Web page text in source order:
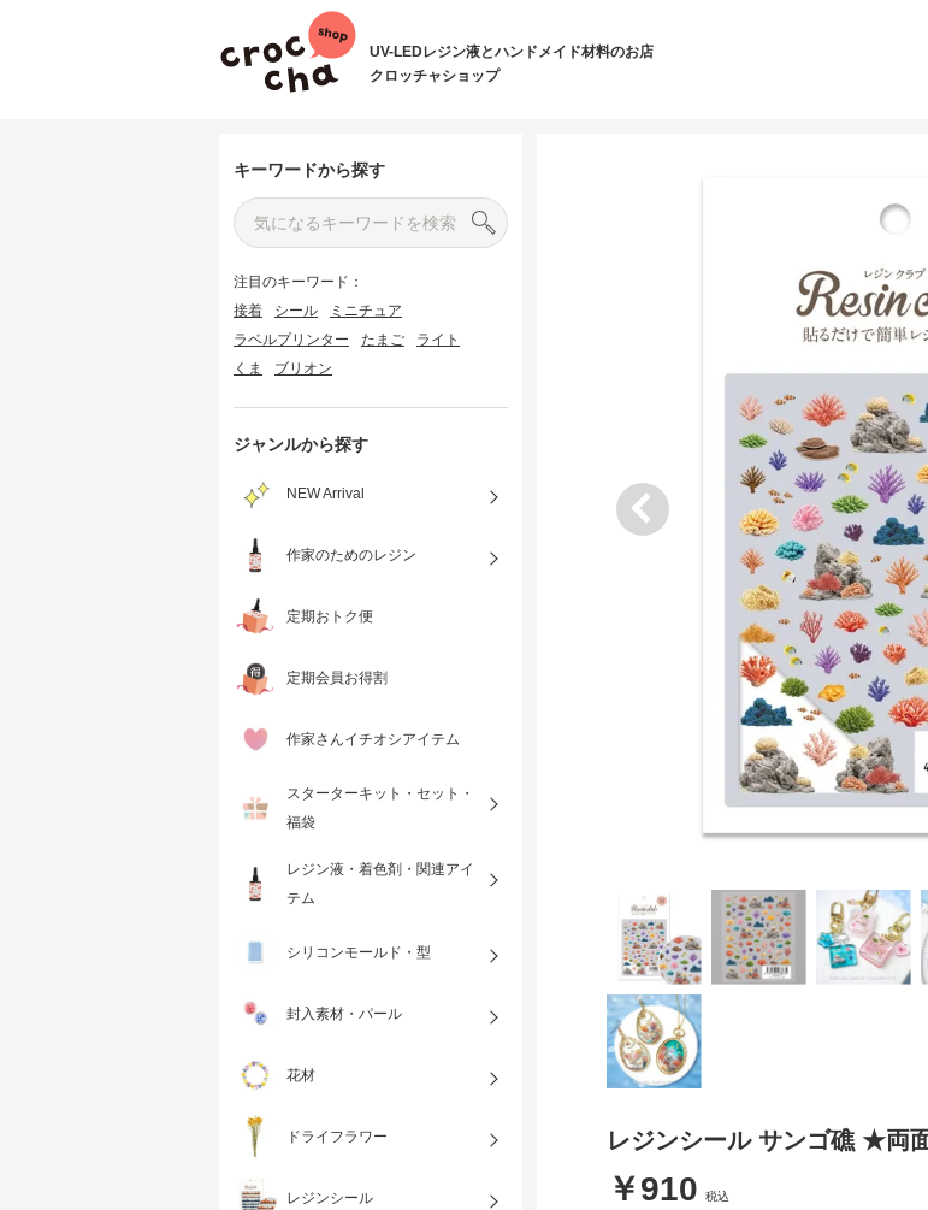
UV-LEDレジン液とハンドメイド材料のお店
クロッチャショップ
キーワードから探す
注目のキーワード：
接着
シール
ミニチュア
ラベルプリンター
たまご
ライト
くま
ブリオン
ジャンルから探す
NEW Arrival
作家のためのレジン
定期おトク便
定期会員お得割
作家さんイチオシアイテム
スターターキット・セット・
福袋
レジン液・着色剤・関連アイ
テム
シリコンモールド・型
封入素材・パール
花材
ドライフラワー
レジンシール
レジンシール サンゴ礁 ★両
￥910 税込